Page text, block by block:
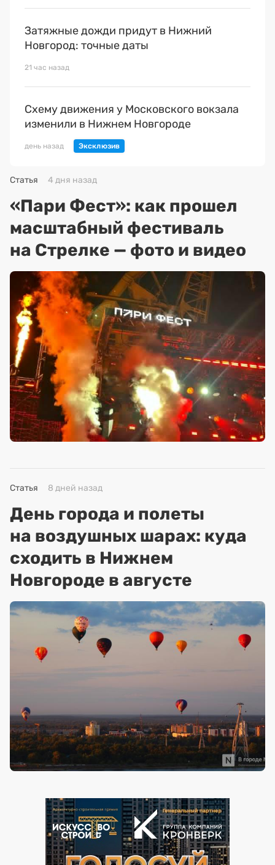
Затяжные дожди придут в Нижний
Новгород: точные даты
21 час назад
Схему движения у Московского вокзала
изменили в Нижнем Новгороде
день назад
Статья 4 дня назад
«Пари Фест»: как прошел
масштабный фестиваль
на Стрелке — фото и видео
Статья 8 дней назад
День города и полеты
на воздушных шарах: куда
сходить в Нижнем
Новгороде в августе